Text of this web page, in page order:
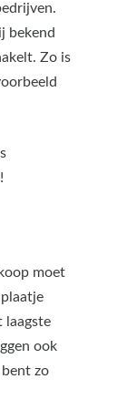
bekend
Zo is
moet
laagste
ook
zo